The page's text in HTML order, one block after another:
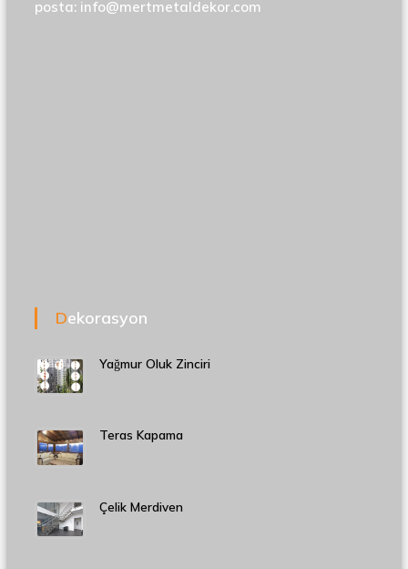
posta: info@mertmetaldekor.com
Dekorasyon
Yağmur Oluk Zinciri
Teras Kapama
Çelik Merdiven